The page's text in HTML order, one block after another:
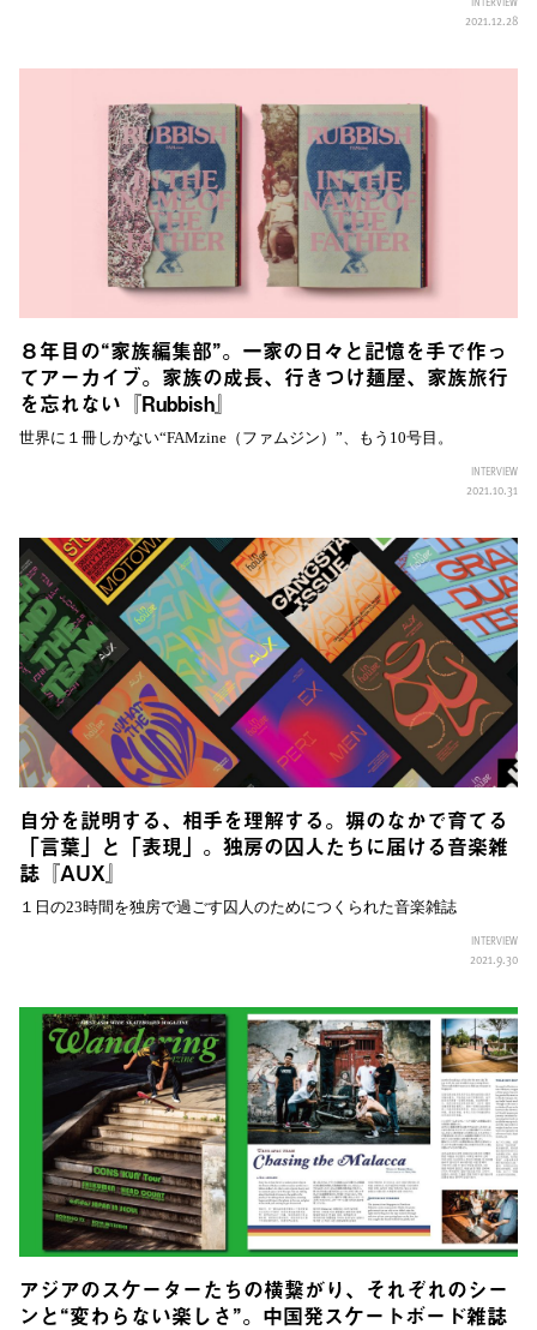
2021.12.28
８年目の“家族編集部”。一家の日々と記憶を手で作っ
てアーカイブ。家族の成長、行きつけ麺屋、家族旅行
を忘れない『Rubbish』
世界に１冊しかない“FAMzine（ファムジン）”、もう10号目。
INTERVIEW
2021.10.31
自分を説明する、相手を理解する。塀のなかで育てる
「言葉」と「表現」。独房の囚人たちに届ける音楽雑
誌『AUX』
１日の23時間を独房で過ごす囚人のためにつくられた音楽雑誌
INTERVIEW
2021.9.30
アジアのスケーターたちの横繋がり、それぞれのシー
ンと“変わらない楽しさ”。中国発スケートボード雑誌